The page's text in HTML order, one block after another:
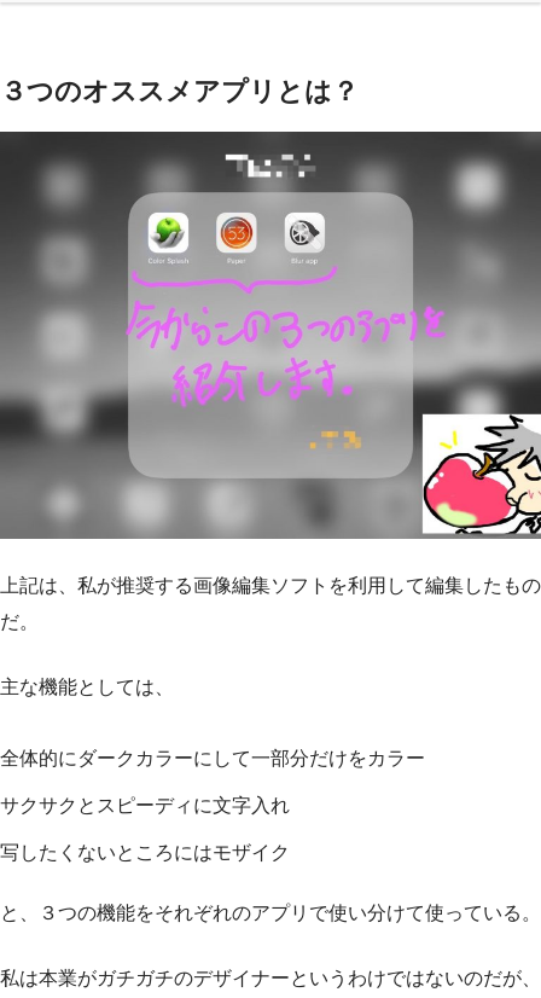
３つのオススメアプリとは？
上記は、私が推奨する画像編集ソフトを利用して編集したもの
だ。
主な機能としては、
全体的にダークカラーにして一部分だけをカラー
サクサクとスピーディに文字入れ
写したくないところにはモザイク
と、３つの機能をそれぞれのアプリで使い分けて使っている。
私は本業がガチガチのデザイナーというわけではないのだが、